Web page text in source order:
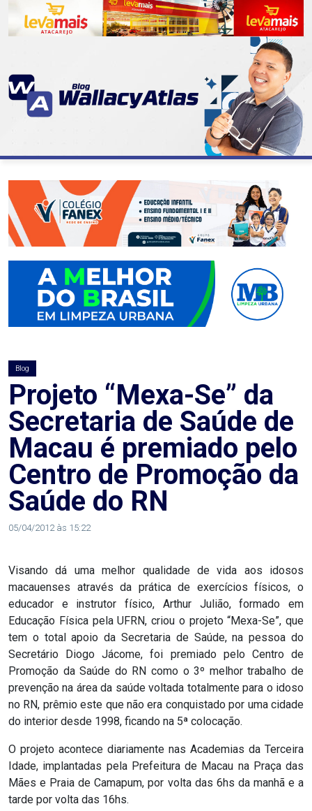
07
DE
ABASTECIMENTO
AÇÃO
SOCIAL
ADMINISTRAÇÃO
AGOSTO
ALEGRIA
ALRN
ANIVERSARIANTE
ARTICULAÇÃO
PARLAMENTAR
ASSEMBLEIA
DO
RN
ASSEMBLEIA
E
ASSEMBLEIA
LEGISLATIVA
Blog
Projeto “Mexa-Se” da
Secretaria de Saúde de
Macau é premiado pelo
Centro de Promoção da
Saúde do RN
05/04/2012 às 15:22
Visando dá uma melhor qualidade de vida aos idosos
macauenses através da prática de exercícios físicos, o
educador e instrutor físico, Arthur Julião, formado em
Educação Física pela UFRN, criou o projeto “Mexa-Se”, que
tem o total apoio da Secretaria de Saúde, na pessoa do
Secretário Diogo Jácome, foi premiado pelo Centro de
Promoção da Saúde do RN como o 3º melhor trabalho de
prevenção na área da saúde voltada totalmente para o idoso
no RN, prêmio este que não era conquistado por uma cidade
do interior desde 1998, ficando na 5ª colocação.
O projeto acontece diariamente nas Academias da Terceira
Idade, implantadas pela Prefeitura de Macau na Praça das
Mães e Praia de Camapum, por volta das 6hs da manhã e a
tarde por volta das 16hs.